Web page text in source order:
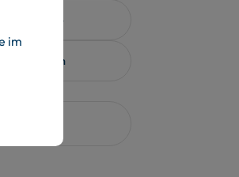
2024
vermieten
im